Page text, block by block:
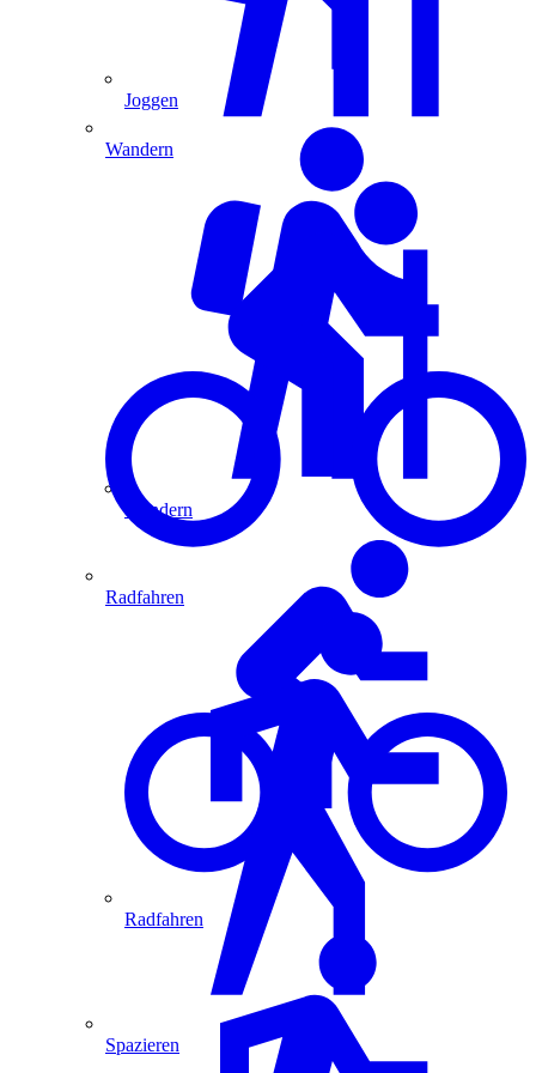
Joggen
Wandern
Radfahren
Wandern
Radfahren
Spazieren